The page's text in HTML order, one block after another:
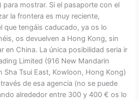
mostrar. Si el pasaporte con el
la frontera es muy reciente,
que tengáis caducado, ya os lo
os devuelven a Hong Kong, sin
en China. La única posibilidad seria ir
Limited (916 New Mandarin
Sha Tsui East, Kowloon, Hong Kong)
de esa agencia (no se puede
alrededor entre 300 y 400 € os lo